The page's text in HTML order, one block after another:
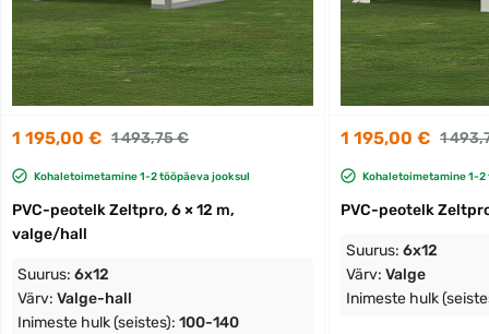
1 195,00 € 1 493,75 €
Kohaletoimetamine 1-2 tööpäeva jooksul
PVC-peotelk Zeltpro, 6 × 12 m,
valge/hall
Suurus: 6x12
Värv: Valge-hall
Inimeste hulk (seistes): 100-140
1 195,00 € 1
Kohaletoimetamine 1-
PVC-peotelk
Suurus: 6x12
Värv: Valge
Inimeste hulk